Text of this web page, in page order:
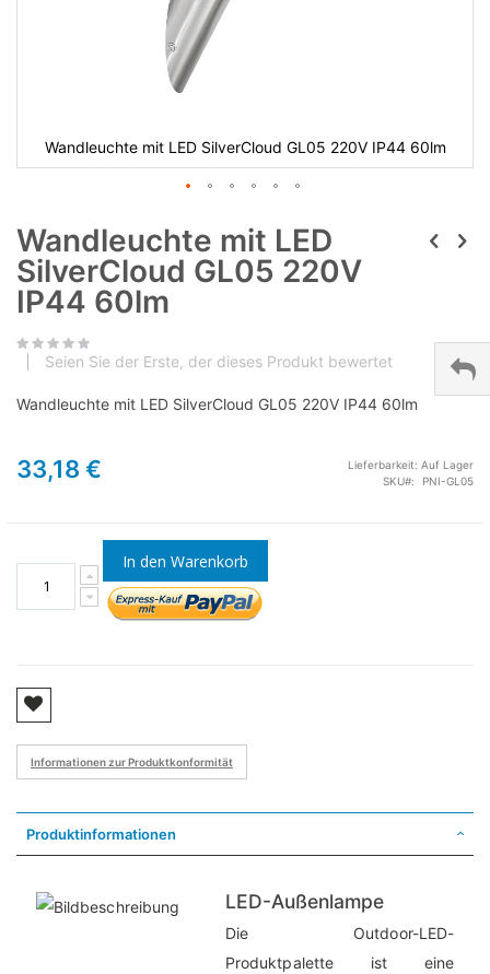
Wandleuchte mit LED SilverCloud GL05 220V IP44 60lm
Wandleuchte mit LED
SilverCloud GL05 220V
IP44 60lm
Seien Sie der Erste, der dieses Produkt bewertet
Wandleuchte mit LED SilverCloud GL05 220V IP44 60lm
33,18 € Lieferbarkeit: Auf Lager
SKU
PNI-GL05
In den Warenkorb
Informationen zur Produktkonformität
Produktinformationen
LED-Außenlampe
Die Outdoor-LED-
Produktpalette ist eine